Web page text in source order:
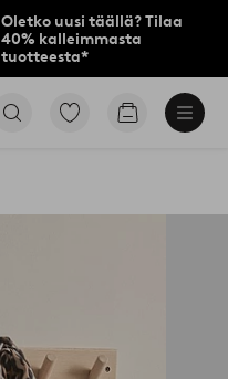
Oletko uusi täällä? Tilaa
40% kalleimmasta
tuotteesta*
Siirry
Siirry